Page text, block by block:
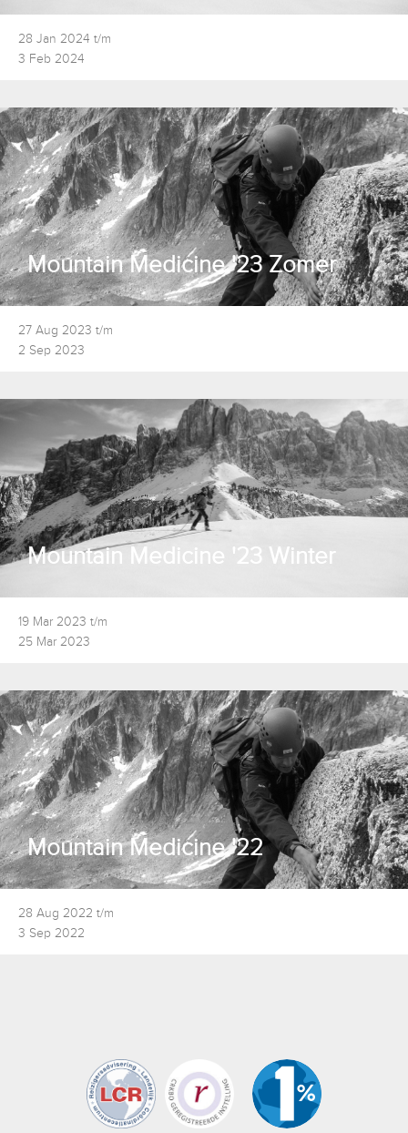
28 Jan 2024 t/m
3 Feb 2024
Mountain Medicine '23 Zomer
27 Aug 2023 t/m
2 Sep 2023
Mountain Medicine '23 Winter
19 Mar 2023 t/m
25 Mar 2023
Mountain Medicine '22
28 Aug 2022 t/m
3 Sep 2022